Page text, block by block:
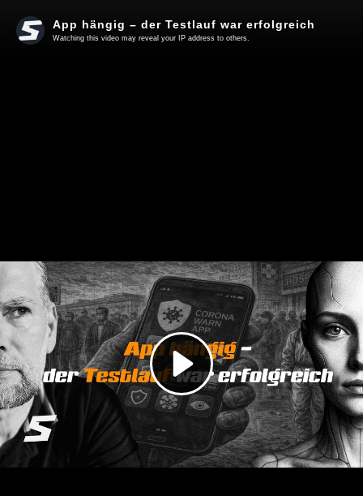
Play
Video
App hängig – der Testlauf war erfolgreich
Watching this video may reveal your IP address to others.